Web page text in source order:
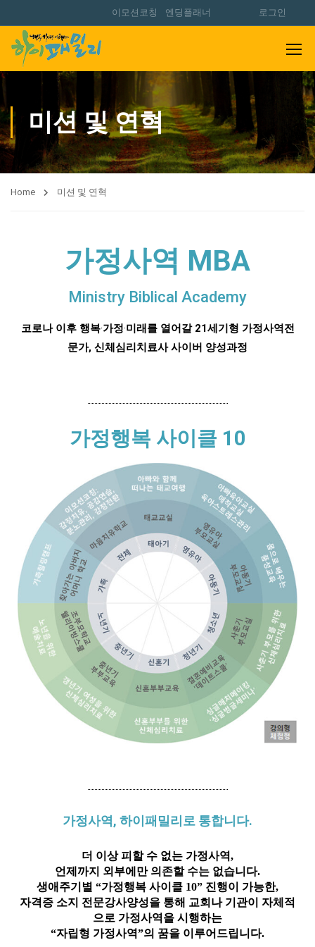
이모션코칭 엔딩플래너 로그인
미션 및 연혁
Home 미션 및 연혁
가정사역 MBA
Ministry Biblical Academy
코로나 이후 행복·가정·미래를 열어갈 21세기형 가정사역전
문가, 신체심리치료사 사이버 양성과정
가정행복 사이클 10
가정사역, 하이패밀리로 통합니다.
더 이상 피할 수 없는 가정사역,
언제까지 외부에만 의존할 수는 없습니다.
생애주기별 “가정행복 사이클 10” 진행이 가능한,
자격증 소지 전문강사양성을 통해 교회나 기관이 자체적
으로 가정사역을 시행하는
“자립형 가정사역”의 꿈을 이루어드립니다.